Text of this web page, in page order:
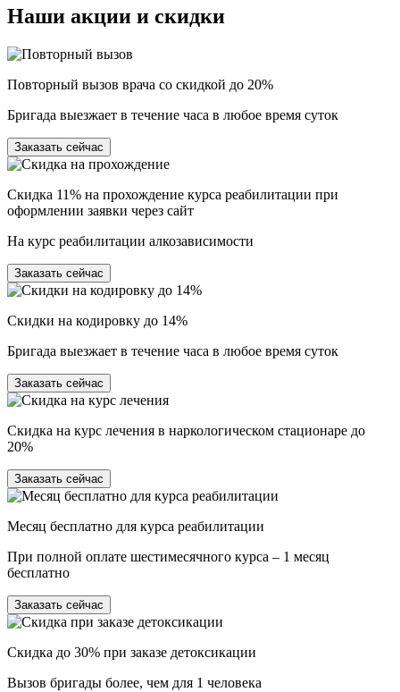
Наши акции и скидки
Повторный вызов врача со скидкой до 20%
Бригада выезжает в течение часа в любое время суток
Заказать сейчас
Скидка 11% на прохождение курса реабилитации при
оформлении заявки через сайт
На курс реабилитации алкозависимости
Заказать сейчас
Скидки на кодировку до 14%
Бригада выезжает в течение часа в любое время суток
Заказать сейчас
Скидка на курс лечения в наркологическом стационаре до
20%
Заказать сейчас
Месяц бесплатно для курса реабилитации
При полной оплате шестимесячного курса – 1 месяц
бесплатно
Заказать сейчас
Скидка до 30% при заказе детоксикации
Вызов бригады более, чем для 1 человека